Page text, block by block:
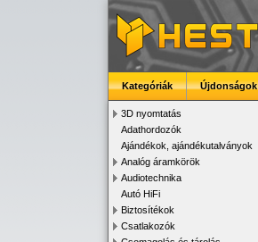
Kategóriák Újdonságok
3D nyomtatás
Adathordozók
Ajándékok, ajándékutalványok
Analóg áramkörök
Audiotechnika
Autó HiFi
Biztosítékok
Csatlakozók